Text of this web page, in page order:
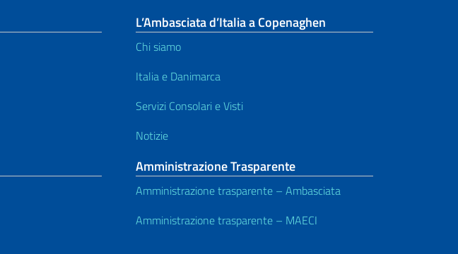
L’Ambasciata d’Italia a Copenaghen
Chi siamo
Italia e Danimarca
Servizi Consolari e Visti
Notizie
Amministrazione Trasparente
Amministrazione trasparente – Ambasciata
Amministrazione trasparente – MAECI